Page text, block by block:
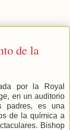
de la
por la Royal
en un auditorio
padres, es una
de la química a
Bishop